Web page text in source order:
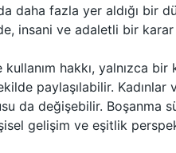
daha fazla yer aldığı bir
insani ve adaletli bir
hakkı, yalnızca
paylaşılabilir.
da değişebilir. Boşanma
gelişim ve eşitlik